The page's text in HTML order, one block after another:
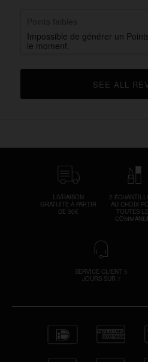
Impossible de générer un
le moment.
LIVRAISON
GRATUITE À PARTIR
DE 30€
2
AU CHOIX
TOUTES
SERVICE CLIENT 5
JOURS SUR 7